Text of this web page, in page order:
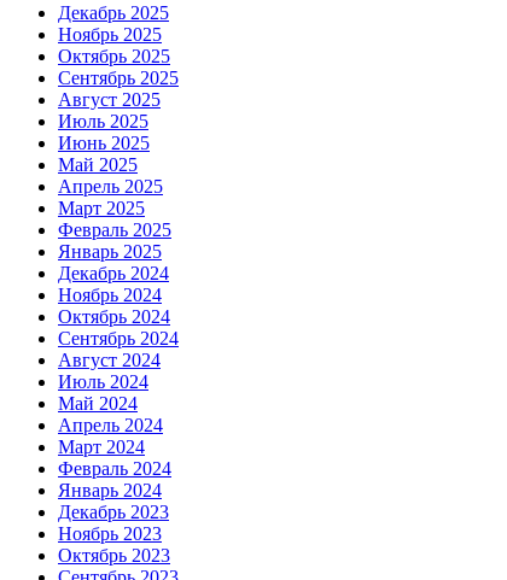
Декабрь 2025
Ноябрь 2025
Октябрь 2025
Сентябрь 2025
Август 2025
Июль 2025
Июнь 2025
Май 2025
Апрель 2025
Март 2025
Февраль 2025
Январь 2025
Декабрь 2024
Ноябрь 2024
Октябрь 2024
Сентябрь 2024
Август 2024
Июль 2024
Май 2024
Апрель 2024
Март 2024
Февраль 2024
Январь 2024
Декабрь 2023
Ноябрь 2023
Октябрь 2023